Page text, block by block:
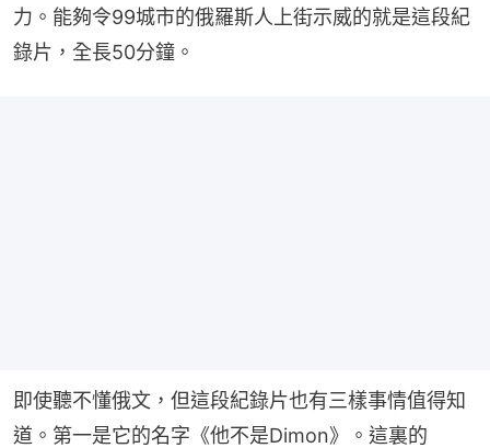
力。能夠令99城市的俄羅斯人上街示威的就是這段紀
錄片，全長50分鐘。
即使聽不懂俄文，但這段紀錄片也有三樣事情值得知
道。第一是它的名字《他不是Dimon》。這裏的